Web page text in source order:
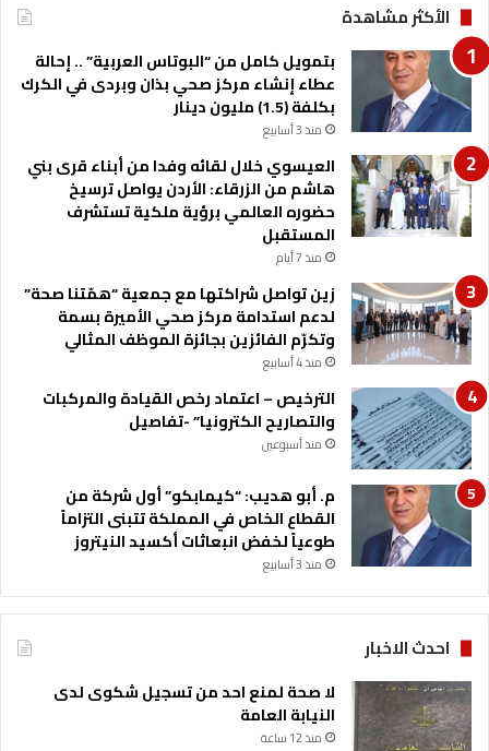
ف
ي
ل
و
ل
ا
ي
ا
ت
ل
م
ت
ح
د
ة
الأكثر مشاهدة
بتمويل كامل من “البوتاس العربية” .. إحالة
عطاء إنشاء مركز صحي بذان وبردى في الكرك
بكلفة (1.5) مليون دينار
منذ 3 أسابيع
العيسوي خلال لقائه وفدا من أبناء قرى بني
هاشم من الزرقاء: الأردن يواصل ترسيخ
حضوره العالمي برؤية ملكية تستشرف
المستقبل
منذ 7 أيام
زين تواصل شراكتها مع جمعية “همّتنا صحة”
لدعم استدامة مركز صحي الأميرة بسمة
وتكرّم الفائزين بجائزة الموظف المثالي
منذ 4 أسابيع
الترخيص – اعتماد رخص القيادة والمركبات
والتصاريح الكترونيا” -تفاصيل
منذ أسبوعين
م. أبو هديب: “كيمابكو” أول شركة من
القطاع الخاص في المملكة تتبنى التزاماً
طوعياً لخفض انبعاثات أكسيد النيتروز
منذ 3 أسابيع
احدث الاخبار
لا صحة لمنع احد من تسجيل شكوى لدى
النيابة العامة
منذ 12 ساعة